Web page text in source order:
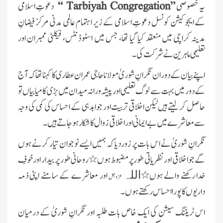
یہ خصوصی”
Tarbiyah Congregation
“ دعوتِ اسلامی
کے ایجوکیشن کونسل دعوتِ اسلامی کے زیر اہتمام عالمی مدنی مرکز فیضانِ
مدینہ کراچی میں منعقد کیا گیا تھا، جس میں اسٹوڈنٹس، فیکلٹی ممبران اور
تعلیمی ماہرین نے شرکت کی۔
اپنے بیان کے دوران نگرانِ شوریٰ مولانا حاجی عمران عطاری کا کہنا تھا کہ آج
کے دور میں بہت سے لوگ تعلیمی اور پیشہ ورانہ میدان میں بڑی کامیابیاں تو
حاصل کر لیتے ہیں لیکن اخلاقی تربیت اور جوابدہی کے احساس کی کمی کی وجہ
سے معاشرے میں بے ایمانی اور اخلاقی زوال کا شکار ہوجاتے ہیں۔
نگرانِ شوریٰ نے اس بات پر زور دیا کہ ہمیں ایسے نوجوان تیار کرنے ہوں
گے جواخلاقی اور نظریاتی طور پر مضبوط ہوں٭روحانی طور پر بیدار اور خوفِ
خدا رکھنے والے ہوں٭ اللہ عزوجلاور معاشرے کے سامنے اپنی ذمہ
داریوں کا پورا احساس رکھتے ہوں۔
اس ٹریننگ سیشن کی ایک خاص بات طلبہ اور نگرانِ شوریٰ کے درمیان